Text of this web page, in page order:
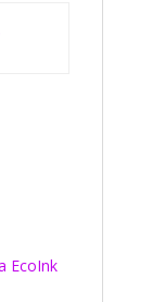
EcoInk